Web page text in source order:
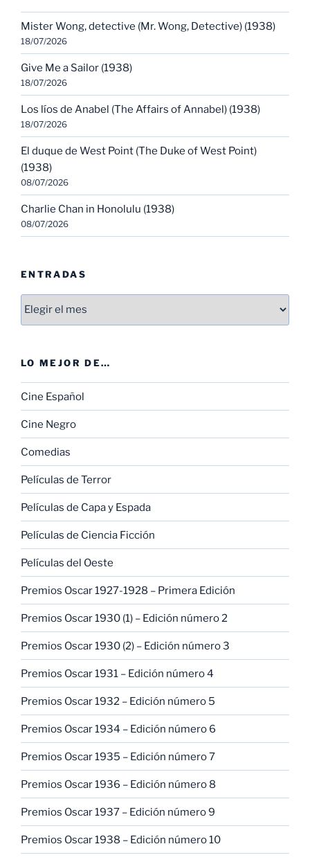
Mister Wong, detective (Mr. Wong, Detective) (1938)
18/07/2026
Give Me a Sailor (1938)
18/07/2026
Los líos de Anabel (The Affairs of Annabel) (1938)
18/07/2026
El duque de West Point (The Duke of West Point)
(1938)
08/07/2026
Charlie Chan in Honolulu (1938)
08/07/2026
ENTRADAS
Entradas
LO MEJOR DE…
Cine Español
Cine Negro
Comedias
Películas de Terror
Películas de Capa y Espada
Películas de Ciencia Ficción
Películas del Oeste
Premios Oscar 1927-1928 – Primera Edición
Premios Oscar 1930 (1) – Edición número 2
Premios Oscar 1930 (2) – Edición número 3
Premios Oscar 1931 – Edición número 4
Premios Oscar 1932 – Edición número 5
Premios Oscar 1934 – Edición número 6
Premios Oscar 1935 – Edición número 7
Premios Oscar 1936 – Edición número 8
Premios Oscar 1937 – Edición número 9
Premios Oscar 1938 – Edición número 10